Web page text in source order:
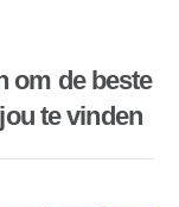
om de beste
te vinden